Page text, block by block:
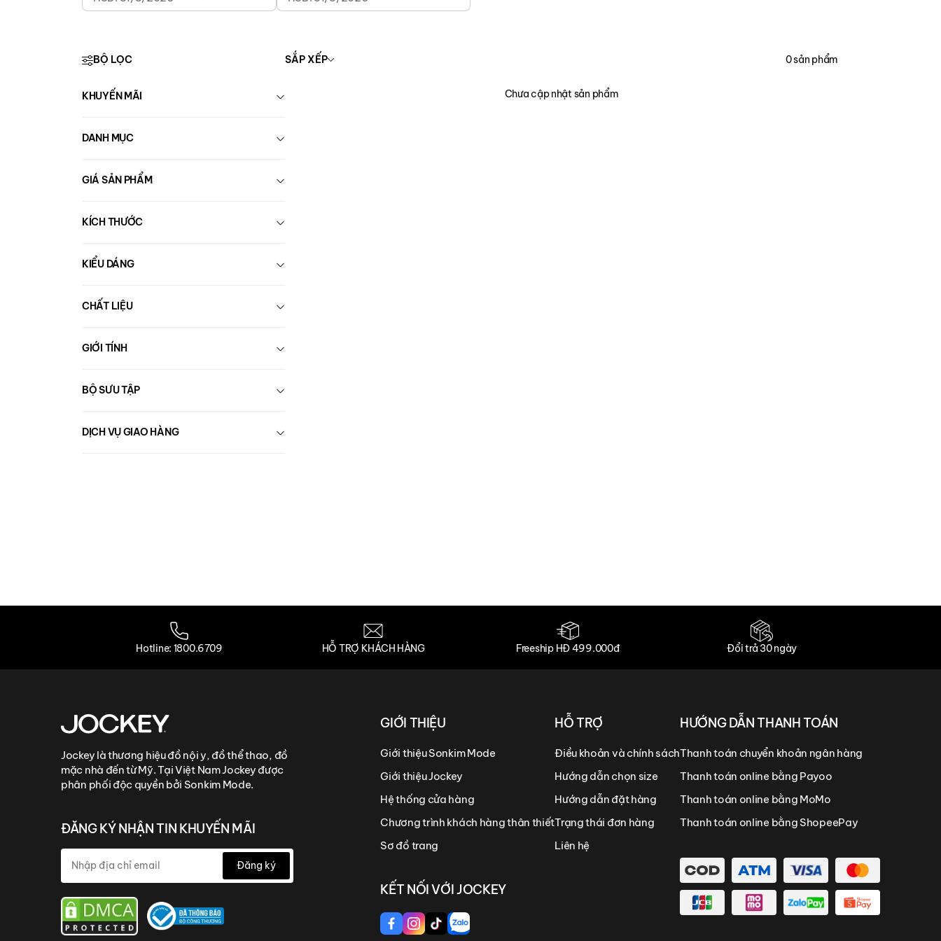
BỘ LỌC SẮP XẾP 0sản phẩm
DANH MỤC
GIÁ SẢN PHẨM
KÍCH THƯỚC
KIỂU DÁNG
CHẤT LIỆU
GIỚI TÍNH
BỘ SƯU TẬP
DỊCH VỤ GIAO HÀNG
KHUYẾN MÃI Chưa cập nhật sản phẩm
Hotline: 1800.6709 HỖ TRỢ KHÁCH HÀNG Freeship HĐ 499.000đ Đổi trả 30 ngày
Jockey là thương hiệu đồ nội y, đồ thể thao, đồ
mặc nhà đến từ Mỹ. Tại Việt Nam Jockey được
phân phối độc quyền bởi Sonkim Mode.
ĐĂNG KÝ NHẬN TIN KHUYẾN MÃI
Đăng ký
GIỚI THIỆU
Giới thiệu Sonkim Mode
Giới thiệu Jockey
Hệ thống cửa hàng
Chương trình khách hàng thân thiết
Sơ đồ trang
KẾT NỐI VỚI JOCKEY
HỖ TRỢ
Điều khoản và chính sách
Hướng dẫn chọn size
Hướng dẫn đặt hàng
Trạng thái đơn hàng
Liên hệ
HƯỚNG DẪN THANH TOÁN
Thanh toán chuyển khoản ngân hàng
Thanh toán online bằng Payoo
Thanh toán online bằng MoMo
Thanh toán online bằng ShopeePay